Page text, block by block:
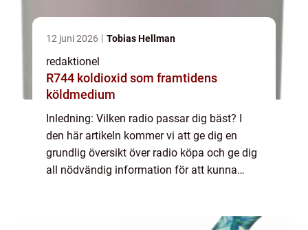
12 juni 2026 Tobias Hellman
redaktionel
R744 koldioxid som framtidens
köldmedium
Inledning: Vilken radio passar dig bäst? I
den här artikeln kommer vi att ge dig en
grundlig översikt över radio köpa och ge dig
all nödvändig information för att kunna